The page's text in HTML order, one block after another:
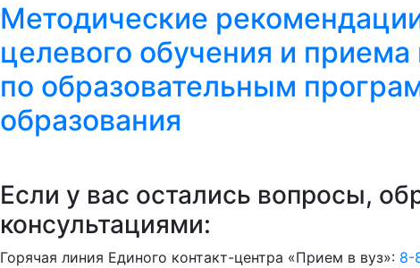
Методические
целевого обучения и
по образовательным
образования
Если у вас остались вопросы,
консультациями:
Горячая линия Единого контакт-центра «Прием в вуз»: 8-